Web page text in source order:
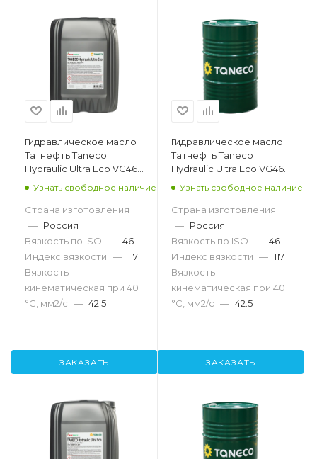
Гидравлическое масло
Татнефть Taneco
Hydraulic Ultra Eco VG46,
Узнать свободное наличие
Страна изготовления
— Россия
Вязкость по ISO — 46
Индекс вязкости — 117
Вязкость
кинематическая при 40
°С, мм2/с — 42.5
ЗАКАЗАТЬ
Гидравлическое масло
Татнефть Taneco
Hydraulic Ultra Eco VG46,
Узнать свободное наличие
Страна изготовления
— Россия
Вязкость по ISO — 46
Индекс вязкости — 117
Вязкость
кинематическая при 40
°С, мм2/с — 42.5
ЗАКАЗАТЬ